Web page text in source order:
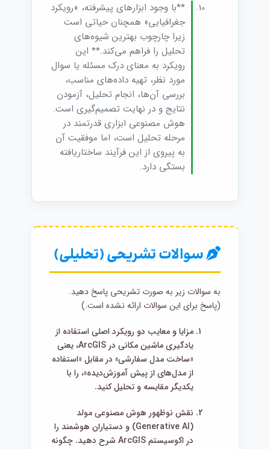
**با وجود ابزارهای پیشرفته، «رویکرد
جغرافیایی» همچنان حیاتی است
زیرا چارچوب بهترین شیوه‌های
تحلیل را فراهم می‌کند.** این
رویکرد به معنای درک مسئله یا سوال
مورد نظر، تهیه داده‌های مناسب،
بررسی آن‌ها، انجام تحلیل، آزمودن
نتایج و در نهایت تصمیم‌گیری است.
هوش مصنوعی ابزاری قدرتمند در
مرحله تحلیل است، اما موفقیت آن
به پیروی از این فرآیند ساختاریافته
بستگی دارد.
سوالات تشریحی (تحلیلی)
به سوالات زیر به صورت تشریحی پاسخ دهید.
(پاسخ برای این سوالات ارائه نشده است.)
مزایا و معایب دو رویکرد اصلی استفاده از
یادگیری ماشین مکانی در ArcGIS، یعنی
«ساخت مدل سفارشی» در مقابل «استفاده
از مدل‌های از پیش آموزش‌دیده»، را با
یکدیگر مقایسه و تحلیل کنید.
نقش نوظهور هوش مصنوعی مولد
(Generative AI) و دستیاران هوشمند را
در اکوسیستم ArcGIS شرح دهید. چگونه